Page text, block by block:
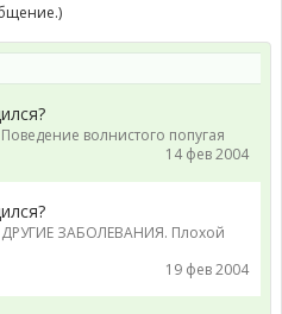
Поведение волнистого попугая
14 фев 2004
ДРУГИЕ ЗАБОЛЕВАНИЯ. Плохой
19 фев 2004